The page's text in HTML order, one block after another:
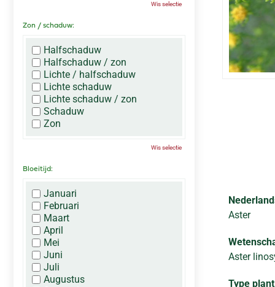
Aster
Aster
Type
Wis selectie
Zon / schaduw:
Halfschaduw
Halfschaduw / zon
Lichte / halfschaduw
Lichte schaduw
Lichte schaduw / zon
Schaduw
Zon
Wis selectie
Bloeitijd:
Januari
Februari
Maart
April
Mei
Juni
Juli
Augustus